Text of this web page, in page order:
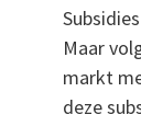
Maar
markt
deze